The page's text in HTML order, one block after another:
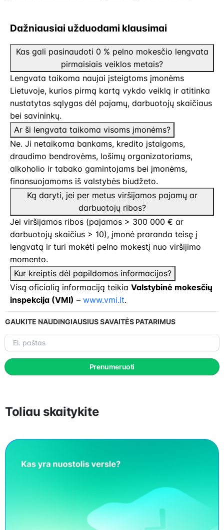
Dažniausiai užduodami klausimai
Kas gali pasinaudoti 0 % pelno mokesčio lengvata
pirmaisiais veiklos metais?
Lengvata taikoma naujai įsteigtoms įmonėms
Lietuvoje, kurios pirmą kartą vykdo veiklą ir atitinka
nustatytas sąlygas dėl pajamų, darbuotojų skaičiaus
bei savininkų.
Ar ši lengvata taikoma visoms įmonėms?
Ne. Ji netaikoma bankams, kredito įstaigoms,
draudimo bendrovėms, lošimų organizatoriams,
alkoholio ir tabako gamintojams bei įmonėms,
finansuojamoms iš valstybės biudžeto.
Ką daryti, jei per metus viršijamos pajamų ar
darbuotojų ribos?
Jei viršijamos ribos (pajamos > 300 000 € ar
darbuotojų skaičius > 10), įmonė praranda teisę į
lengvatą ir turi mokėti pelno mokestį nuo viršijimo
momento.
Kur kreiptis dėl papildomos informacijos?
Visą oficialią informaciją teikia Valstybinė mokesčių
inspekcija (VMI) – www.vmi.lt.
GAUKITE NAUDINGIAUSIUS SAVAITĖS PATARIMUS
El.
paštas
Prenumeruoti
Toliau skaitykite